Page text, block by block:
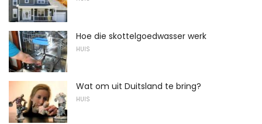
Hoe die skottelgoedwasser werk
HUIS
Wat om uit Duitsland te bring?
HUIS